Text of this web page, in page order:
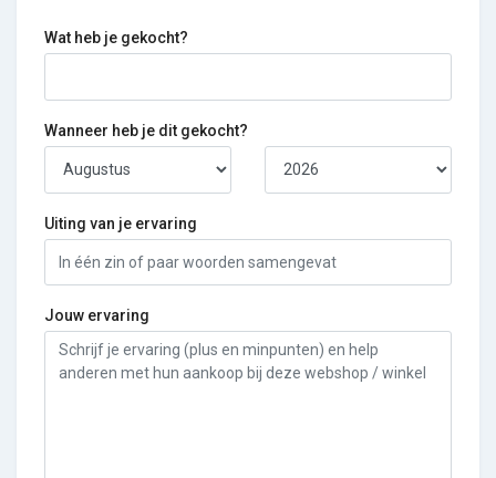
Wat heb je gekocht?
Wanneer heb je dit gekocht?
Uiting van je ervaring
Jouw ervaring